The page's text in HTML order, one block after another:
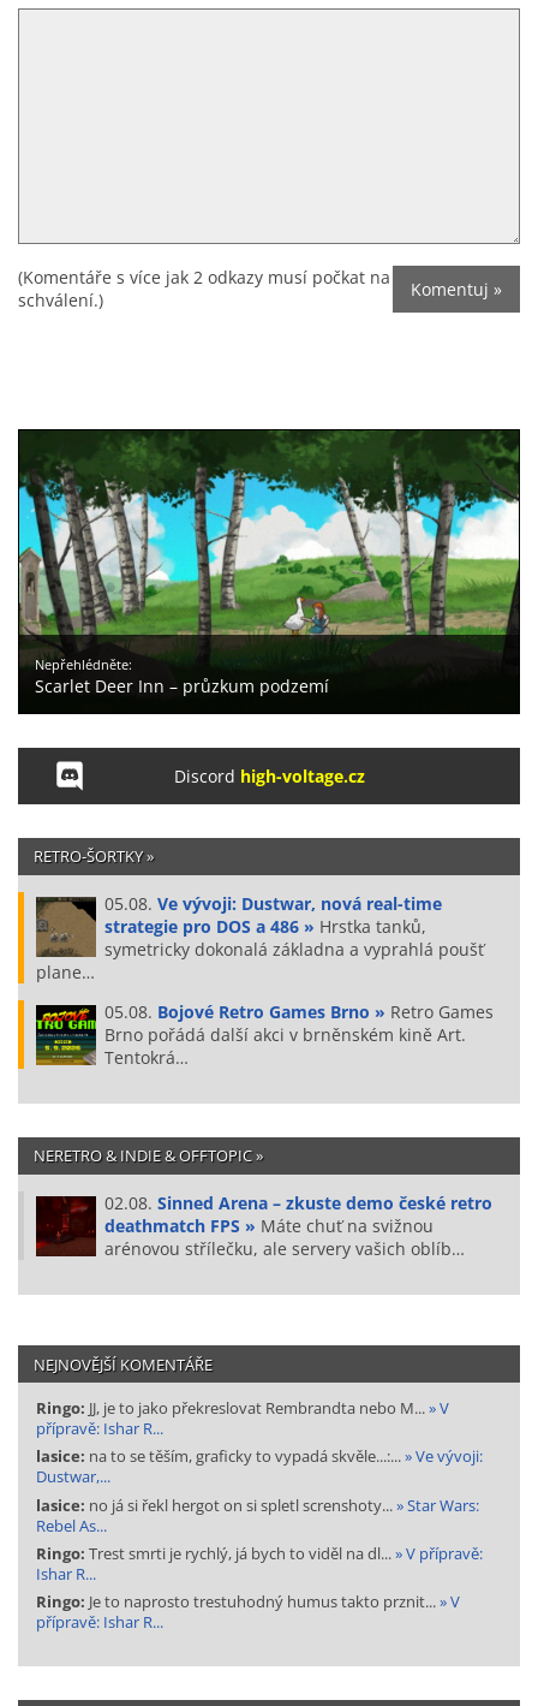
(Komentáře s více jak 2 odkazy musí počkat na
schválení.)
Nepřehlédněte:
Scarlet Deer Inn – průzkum podzemí
Discord high-voltage.cz
RETRO-ŠORTKY »
05.08. Ve vývoji: Dustwar, nová real-time
strategie pro DOS a 486 » Hrstka tanků,
symetricky dokonalá základna a vyprahlá poušť
plane…
05.08. Bojové Retro Games Brno » Retro Games
Brno pořádá další akci v brněnském kině Art.
Tentokrá…
NERETRO & INDIE & OFFTOPIC »
02.08. Sinned Arena – zkuste demo české retro
deathmatch FPS » Máte chuť na svižnou
arénovou střílečku, ale servery vašich oblíb…
NEJNOVĚJŠÍ KOMENTÁŘE
Ringo: JJ, je to jako překreslovat Rembrandta nebo M...» V
přípravě: Ishar R...
lasice: na to se těším, graficky to vypadá skvěle...:...» Ve vývoji:
Dustwar,...
lasice: no já si řekl hergot on si spletl screnshoty...» Star Wars:
Rebel As...
Ringo: Trest smrti je rychlý, já bych to viděl na dl...» V přípravě:
Ishar R...
Ringo: Je to naprosto trestuhodný humus takto prznit...» V
přípravě: Ishar R...